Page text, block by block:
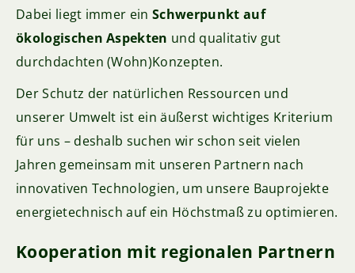
Dabei liegt immer einSchwerpunkt auf
ökologischen Aspekten und qualitativ gut
durchdachten (Wohn)Konzepten.
Der Schutz der natürlichen Ressourcen und
unserer Umwelt ist ein äußerst wichtiges Kriterium
für uns – deshalb suchen wir schon seit vielen
Jahren gemeinsam mit unseren Partnern nach
innovativen Technologien, um unsere Bauprojekte
energietechnisch auf ein Höchstmaß zu optimieren.
Kooperation mit regionalen Partnern